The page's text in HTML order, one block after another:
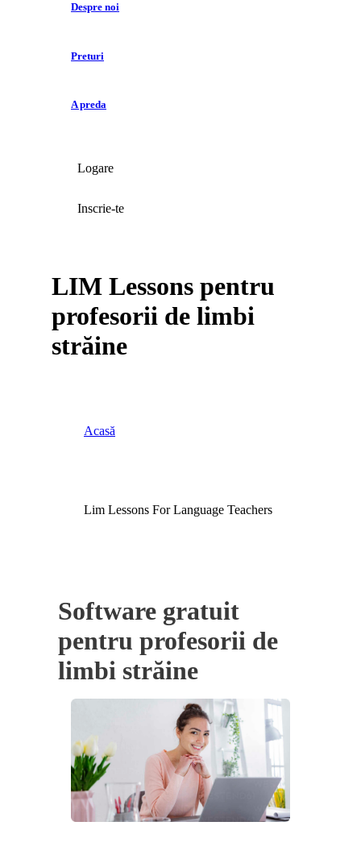
Despre noi
Preturi
A preda
Logare
Inscrie-te
LIM Lessons pentru
profesorii de limbi
străine
Acasă
Lim Lessons For Language Teachers
Software gratuit
pentru profesorii de
limbi străine